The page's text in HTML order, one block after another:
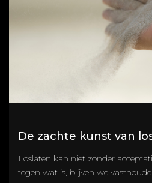
De zachte kunst van
Loslaten kan niet zonder
tegen wat is, blijven we